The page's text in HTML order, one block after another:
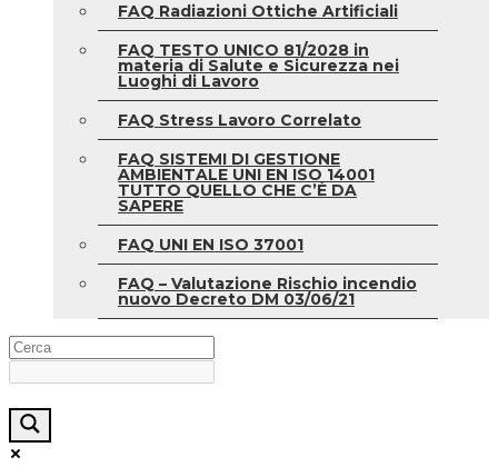
FAQ Radiazioni Ottiche Artificiali
FAQ TESTO UNICO 81/2028 in
materia di Salute e Sicurezza nei
Luoghi di Lavoro
FAQ Stress Lavoro Correlato
FAQ SISTEMI DI GESTIONE
AMBIENTALE UNI EN ISO 14001
TUTTO QUELLO CHE C’È DA
SAPERE
FAQ UNI EN ISO 37001
FAQ – Valutazione Rischio incendio
nuovo Decreto DM 03/06/21